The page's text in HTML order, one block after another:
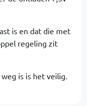
is en dat die met
regeling zit
is is het veilig.